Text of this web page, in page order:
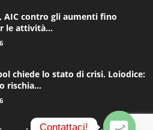
AIC contro gli aumenti fino
le attività...
chiede lo stato di crisi. Loiodice:
rischia...
Contattaci!